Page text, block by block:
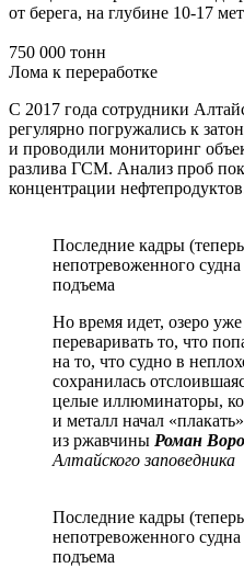
от берега, на глубине 10-17
750 000 тонн
Лома к переработке
С 2017 года сотрудники
регулярно погружались к
и проводили мониторинг
разлива ГСМ. Анализ проб
концентрации
Последние кадры
непотревоженного судна
подъема
Но время идет, озеро
переваривать то, что
на то, что судно в
сохранилась
целые иллюминаторы,
и металл начал
из ржавчины Роман
Алтайского заповедника
Последние кадры
непотревоженного судна
подъема